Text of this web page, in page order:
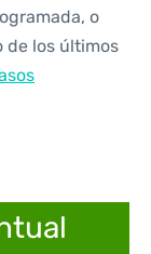
o
de los últimos